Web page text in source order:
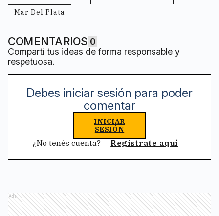
Mar Del Plata
COMENTARIOS 0
Compartí tus ideas de forma responsable y
respetuosa.
Debes iniciar sesión para poder
comentar
INICIAR
SESIÓN
¿No tenés cuenta? Registrate aquí
Ads